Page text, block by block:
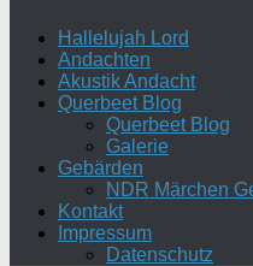
Hallelujah Lord
Andachten
Akustik Andacht
Querbeet Blog
Querbeet Blog
Galerie
Gebärden
NDR Märchen
Kontakt
Impressum
Datenschutz